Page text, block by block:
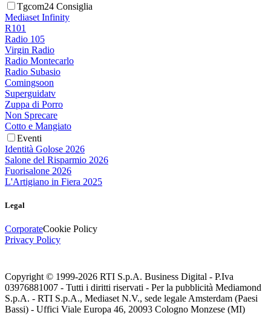
Tgcom24 Consiglia
Mediaset Infinity
R101
Radio 105
Virgin Radio
Radio Montecarlo
Radio Subasio
Comingsoon
Superguidatv
Zuppa di Porro
Non Sprecare
Cotto e Mangiato
Eventi
Identità Golose 2026
Salone del Risparmio 2026
Fuorisalone 2026
L'Artigiano in Fiera 2025
Legal
CorporateCookie Policy
Privacy Policy
Copyright © 1999-2026 RTI S.p.A. Business Digital - P.Iva
03976881007 - Tutti i diritti riservati - Per la pubblicità Mediamond
S.p.A. - RTI S.p.A., Mediaset N.V., sede legale Amsterdam (Paesi
Bassi) - Uffici Viale Europa 46, 20093 Cologno Monzese (MI)